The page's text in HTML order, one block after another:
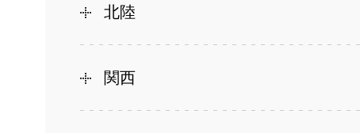
北陸
関西